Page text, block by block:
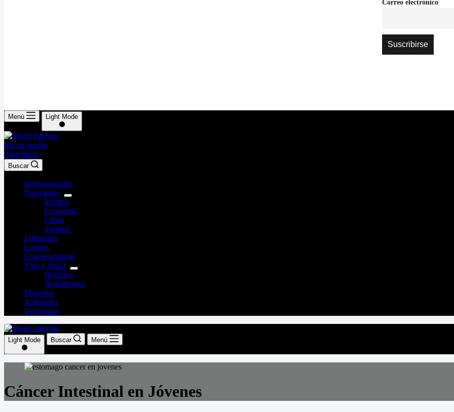
Correo electrónico
Menú Light Mode
Iniciar Sesión
Suscribirse
Buscar
Internacionales
Nacionales
Estados
Economía
Clima
Turismo
Editoriales
Legales
Entretenimiento
Vida y Salud
Holística
Arquitectura
Mascotas
Astrología
Tecnología
Light Mode Buscar Menú
Cáncer Intestinal en Jóvenes